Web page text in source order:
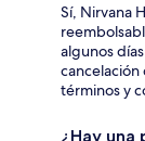
Sí, Nirvana
algunos
cancelación
términos y
¿Hay una